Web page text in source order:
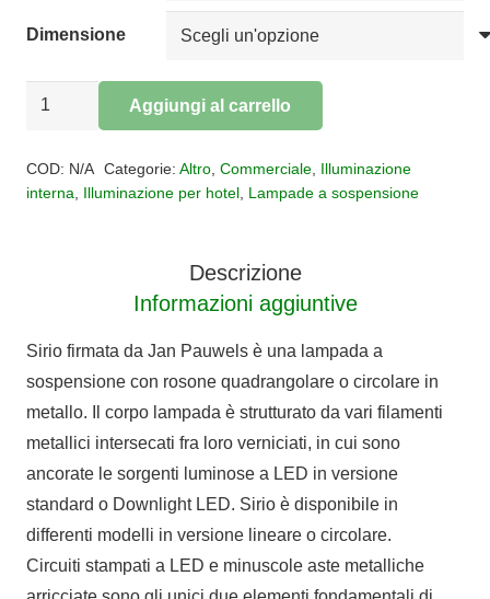
Dimensione
SOSPENSIONE
Aggiungi al carrello
COD: N/A Categorie: Altro, Commerciale, Illuminazione
interna
Illuminazione per hotel Lampade a sospensione
Descrizione
Informazioni aggiuntive
Sirio firmata da Jan Pauwels è una lampada a
sospensione con rosone quadrangolare o circolare in
metallo. Il corpo lampada è strutturato da vari filamenti
metallici intersecati fra loro verniciati, in cui sono
ancorate le sorgenti luminose a LED in versione
standard o Downlight LED. Sirio è disponibile in
differenti modelli in versione lineare o circolare.
Circuiti stampati a LED e minuscole aste metalliche